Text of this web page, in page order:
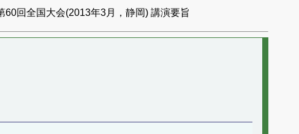
60回全国大会(2013年3月，静岡) 講演要旨